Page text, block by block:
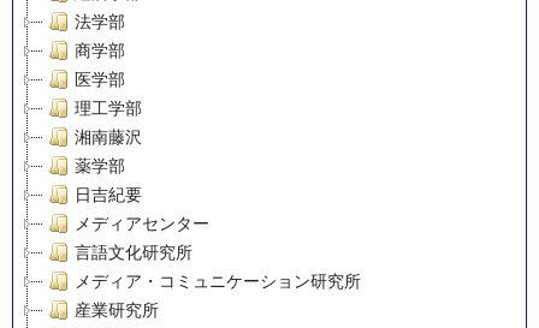
法学部
商学部
医学部
理工学部
湘南藤沢
薬学部
日吉紀要
メディアセンター
言語文化研究所
メディア・コミュニケーション研究所
産業研究所